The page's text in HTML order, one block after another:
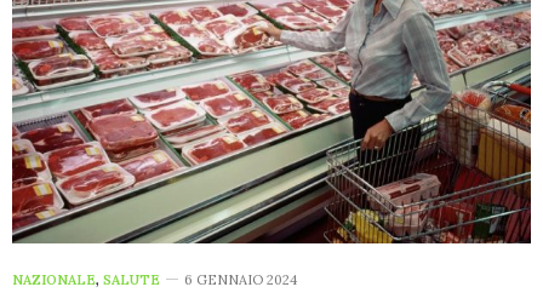
NAZIONALE, SALUTE 6 GENNAIO 2024